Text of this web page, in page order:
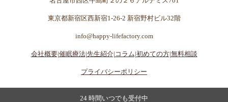
東京都新宿区西新宿1-26-2 新宿野村ビル32階
info@happy-lifefactory.com
会社概要|催眠療法|先生紹介| コラム|初めての方|無料相談
プライバシーポリシー
24 時間いつでも受付中